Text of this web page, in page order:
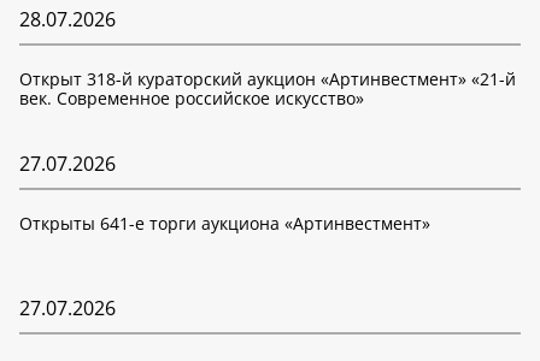
28.07.2026
Открыт 318-й кураторский аукцион «Артинвестмент» «21-й
век. Современное российское искусство»
27.07.2026
Открыты 641-е торги аукциона «Артинвестмент»
27.07.2026